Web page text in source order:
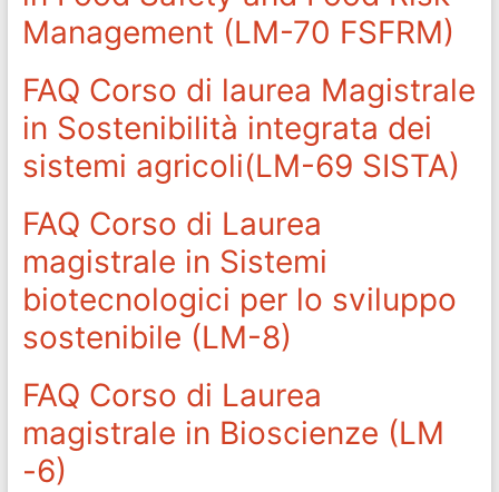
Management (LM-70 FSFRM)
FAQ Corso di laurea Magistrale
in Sostenibilità integrata dei
sistemi agricoli(LM-69 SISTA)
FAQ Corso di Laurea
magistrale in Sistemi
biotecnologici per lo sviluppo
sostenibile (LM-8)
FAQ Corso di Laurea
magistrale in Bioscienze (LM
-6)